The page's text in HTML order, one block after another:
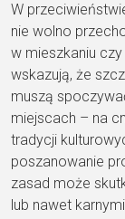
W
nie wolno
w mieszkaniu
wskazują, że
muszą
miejscach – na
tradycji
poszanowanie
zasad może
lub nawet